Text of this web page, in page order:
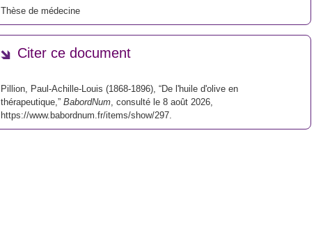
Thèse de médecine
Citer ce document
Pillion, Paul-Achille-Louis (1868-1896), “De l'huile d'olive en
thérapeutique,” BabordNum, consulté le 8 août 2026,
https://www.babordnum.fr/items/show/297.